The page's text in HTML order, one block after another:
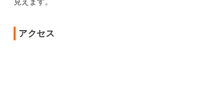
アクセス